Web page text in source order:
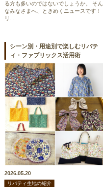
る方も多いのではないでしょうか。 そん
なみなさまへ、ときめくニュースです！
リ...
シーン別・用途別で楽しむリバテ
ィ・ファブリックス活用術
2026.05.20
リバティ生地の紹介